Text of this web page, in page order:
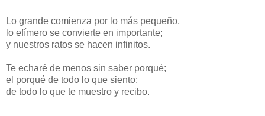
Lo grande comienza por lo más pequeño,
lo efímero se convierte en importante;
y nuestros ratos se hacen infinitos.
Te echaré de menos sin saber porqué;
el porqué de todo lo que siento;
de todo lo que te muestro y recibo.